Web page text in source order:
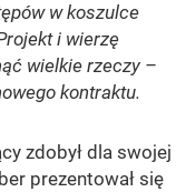
w koszulce
i wierzę
wielkie rzeczy –
kontraktu.
zdobył dla swojej
prezentował się